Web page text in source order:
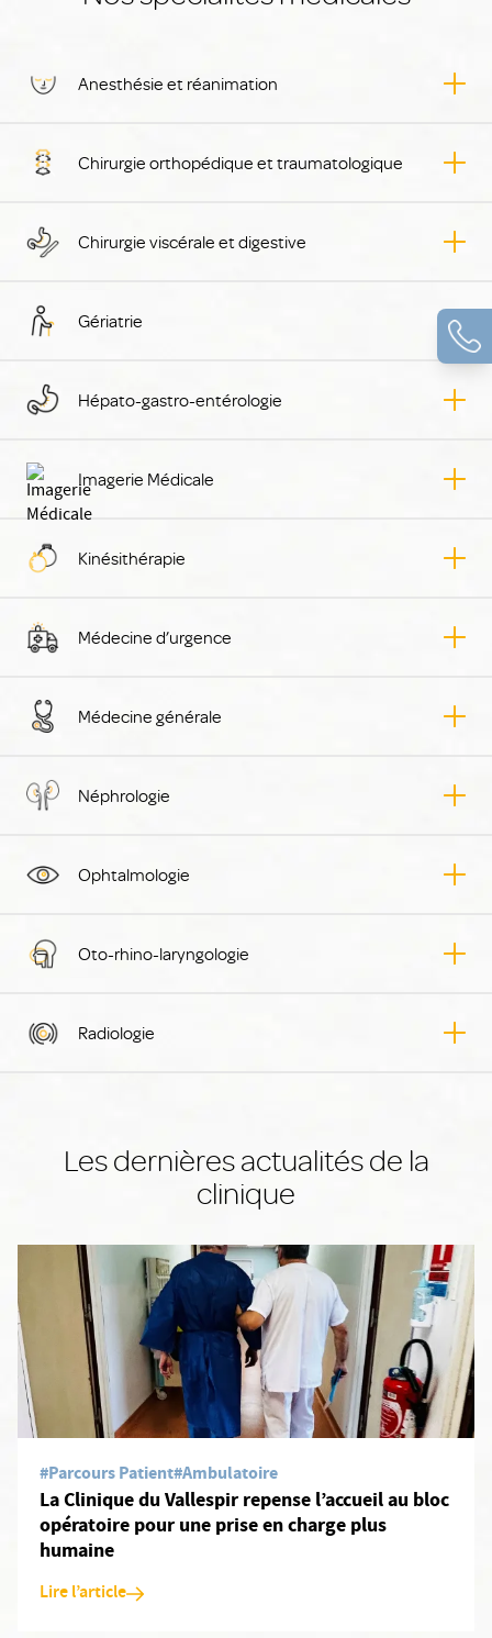
Anesthésie et réanimation
Chirurgie orthopédique et traumatologique
Chirurgie viscérale et digestive
Gériatrie
Hépato-gastro-entérologie
Imagerie Médicale
Kinésithérapie
Médecine d’urgence
Médecine générale
Néphrologie
Ophtalmologie
Oto-rhino-laryngologie
Radiologie
Les dernières actualités de la
clinique
#Parcours Patient#Ambulatoire
La Clinique du Vallespir repense l’accueil au bloc
opératoire pour une prise en charge plus
humaine
Lire l’article